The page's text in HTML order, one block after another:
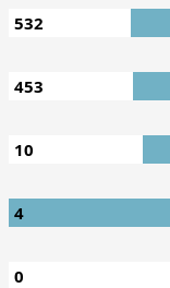
532
453
10
4
0